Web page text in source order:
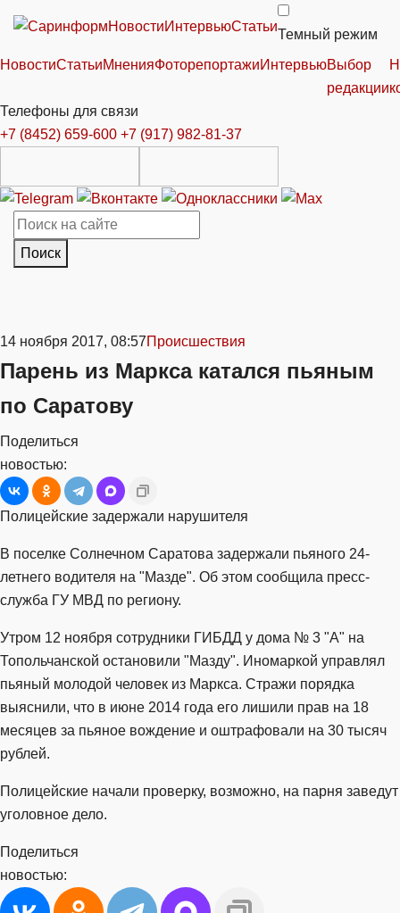
НовостиИнтервьюСтатьи
Темный режим
НовостиСтатьиМненияФоторепортажиИнтервьюВыбор
редакции
Телефоны для связи
+7 (8452) 659-600 +7 (917) 982-81-37
Поиск
14 ноября 2017, 08:57Происшествия
Парень из Маркса катался пьяным
по Саратову
Поделиться
новостью:
Полицейские задержали нарушителя
В поселке Солнечном Саратова задержали пьяного 24-
летнего водителя на "Мазде". Об этом сообщила пресс-
служба ГУ МВД по региону.
Утром 12 ноября сотрудники ГИБДД у дома № 3 "А" на
Топольчанской остановили "Мазду". Иномаркой управлял
пьяный молодой человек из Маркса. Стражи порядка
выяснили, что в июне 2014 года его лишили прав на 18
месяцев за пьяное вождение и оштрафовали на 30 тысяч
рублей.
Полицейские начали проверку, возможно, на парня заведут
уголовное дело.
Поделиться
новостью: